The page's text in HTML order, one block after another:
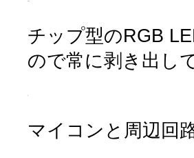
チップ型のRGB
ので常に剥き出し
マイコンと周辺回路